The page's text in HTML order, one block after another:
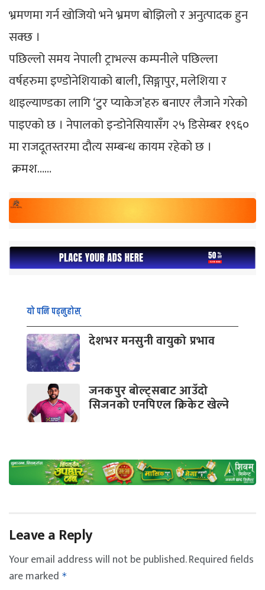
भ्रमणमा गर्न खोजियो भने भ्रमण बोझिलो र अनुत्पादक हुन
सक्छ ।
पछिल्लो समय नेपाली ट्राभल्स कम्पनीले पछिल्ला
वर्षहरुमा इण्डोनेशियाको बाली, सिङ्गापुर, मलेशिया र
थाइल्याण्डका लागि ‘टुर प्याकेज’हरु बनाएर लैजाने गरेको
पाइएको छ । नेपालको इन्डोनेसियासँग २५ डिसेम्बर १९६०
मा राजदूतस्तरमा दौत्य सम्बन्ध कायम रहेको छ ।
क्रमश……
यो पनि पढ्नुहोस्
देशभर मनसुनी वायुको प्रभाव
जनकपुर बोल्ट्सबाट आउँदो
सिजनको एनपिएल क्रिकेट खेल्ने
Leave a Reply
Your email address will not be published.Required fields
are marked *